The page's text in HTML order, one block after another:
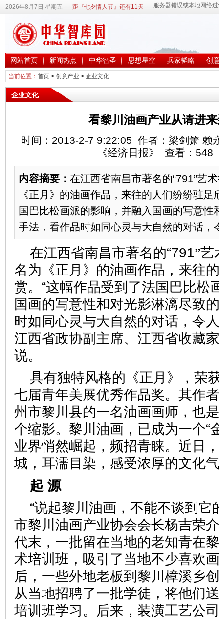
2026年8月7日 星期五 距『七夕情人节』还有11天
网站首页 新闻热点 中华智圣 思想星空 兵家韬略 创
当前位置： 首页> 创意产业 > 企业文化
企业文化
看黎川油画产业从请进
时间：2013-2-7 9:22:05 作者：梁剑箫
《经济日报》 查看： 548
内容摘要： 在江西省南昌市著名的“791”艺
《正月》的油画作品，来往的人们纷纷驻足
国巴比松画派的影响，并融入国画的写意性
手法，看作品时如同心灵与大自然的对话，
在江西省南昌市著名的“791”艺
名为《正月》的油画作品，来往
赏。“这幅作品受到了法国巴比松
国画的写意性和对光影淋漓尽致
时如同心灵与大自然的对话，令
江西省政协副主席、江西省收藏
说。
具有独特风格的《正月》，荣
七届青年美展优秀作品奖。其作
州市黎川县的一名油画画师，也
个缩影。黎川油画，已成为一个“
业界悄然崛起，频招青睐。近日
城，耳濡目染，感受浓厚的
起 源
“说起黎川油画，不能不谈到它
市黎川油画产业协会会长杨吉荣
代末，一批留在当地的老知青在
术培训班，吸引了当地不少喜欢
后，一些外地老板到黎川樟溪乡
从当地招聘了一批学徒，将他们
培训班学习。后来，装潢工艺公